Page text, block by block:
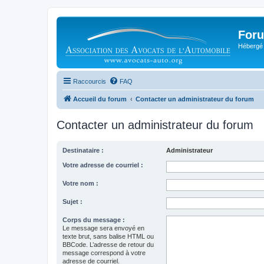
Raccourcis FAQ
Accueil du forum Contacter un administrateur du forum
Contacter un administrateur du forum
Destinataire : Administrateur
Votre adresse de courriel :
Votre nom :
Sujet :
Corps du message :
Le message sera envoyé en
texte brut, sans balise HTML ou
BBCode. L’adresse de retour du
message correspond à votre
adresse de courriel.